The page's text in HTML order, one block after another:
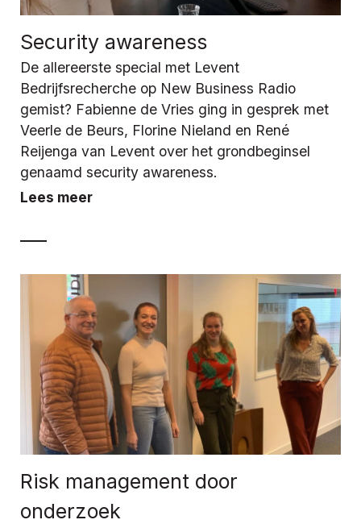
Security awareness
De allereerste special met Levent
Bedrijfsrecherche op New Business Radio
gemist? Fabienne de Vries ging in gesprek met
Veerle de Beurs, Florine Nieland en René
Reijenga van Levent over het grondbeginsel
genaamd security awareness.
Lees meer
Risk management door
onderzoek